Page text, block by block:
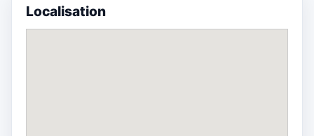
Localisation